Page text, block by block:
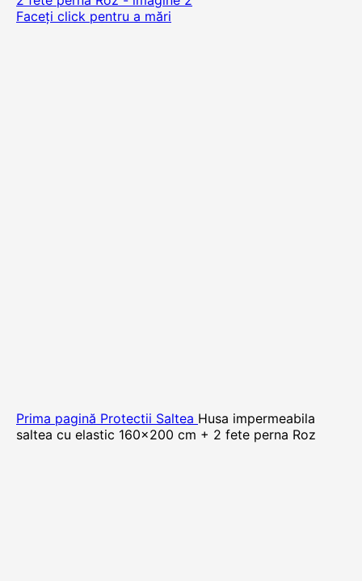
Faceți click pentru a mări
Prima pagină Protectii Saltea Husa impermeabila
saltea cu elastic 160×200 cm + 2 fete perna Roz